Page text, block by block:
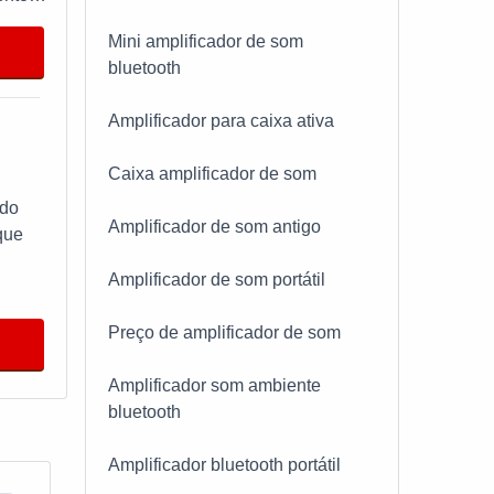
de
e
Mini amplificador de som
bluetooth
Amplificador para caixa ativa
Caixa amplificador de som
Amplificador de som antigo
Amplificador de som portátil
Preço de amplificador de som
Amplificador som ambiente
bluetooth
Amplificador bluetooth portátil